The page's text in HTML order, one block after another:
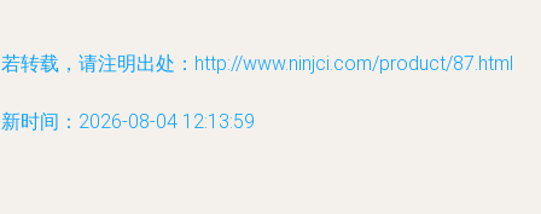
转载，请注明出处：http://www.ninjci.com/product/87.html
时间：2026-08-04 12:13:59